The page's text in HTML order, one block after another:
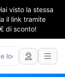
visto la stessa
il link tramite
di sconto!